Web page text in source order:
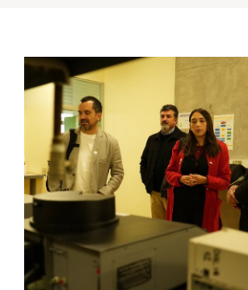
Postgrado
Formación Continua
Estudiantes
Académicos
Funcionarios
Alumni